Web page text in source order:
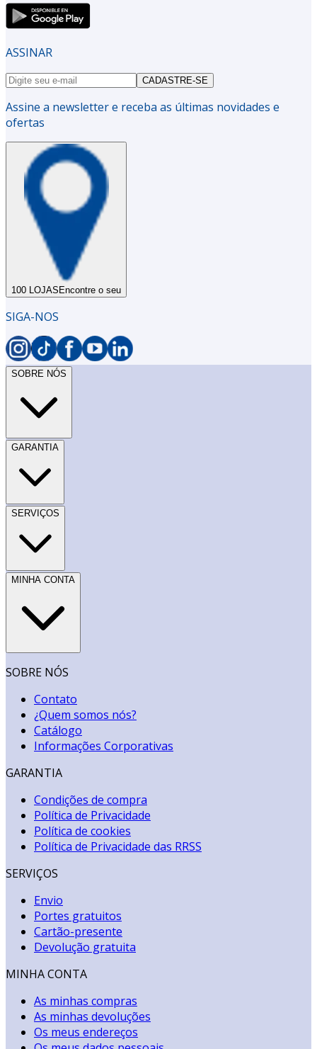
ASSINAR
CADASTRE-SE
Assine a newsletter e receba as últimas novidades e
ofertas
100 LOJAS Encontre o seu
SIGA-NOS
SOBRE NÓS
GARANTIA
SERVIÇOS
MINHA CONTA
SOBRE NÓS
Contato
¿Quem somos nós?
Catálogo
Informações Corporativas
GARANTIA
Condições de compra
Política de Privacidade
Política de cookies
Política de Privacidade das RRSS
SERVIÇOS
Envio
Portes gratuitos
Cartão-presente
Devolução gratuita
MINHA CONTA
As minhas compras
As minhas devoluções
Os meus endereços